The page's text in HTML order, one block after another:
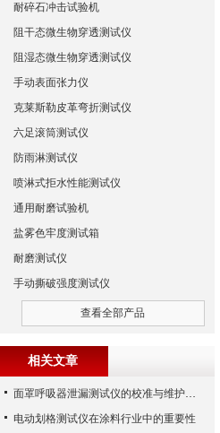
耐碎石冲击试验机
阻干态微生物穿透测试仪
阻湿态微生物穿透测试仪
手动表面张力仪
克莱斯勒皮革弯折测试仪
六足滚筒测试仪
防雨淋测试仪
喷淋式拒水性能测试仪
通用耐磨试验机
盐雾色牢度测试箱
耐磨测试仪
手动撕破强度测试仪
查看全部产品
相关文章
面罩呼吸器泄漏测试仪的校准与维护技巧
电动划格测试仪在涂料行业中的重要性